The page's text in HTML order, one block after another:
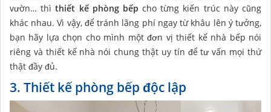
vườn… thìthiết kế phòng bếp cho từng kiến trúc này cũng
khác nhau. Vì vậy, để tránh lãng phí ngay từ khâu lên ý tưởng,
bạn hãy lựa chọn cho mình một đơn vị thiết kế nhà bếp nói
riêng và thiết kế nhà nói chung thật uy tín để tư vấn mọi thứ
thật đầy đủ.
3. Thiết kế phòng bếp độc lập